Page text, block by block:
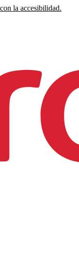
la accesibilidad.